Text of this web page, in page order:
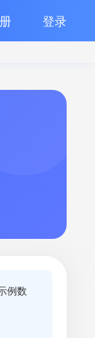
登录
例数